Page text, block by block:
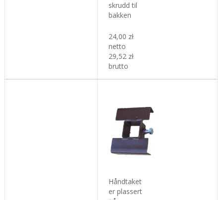
skrudd til
bakken
24,00 zł
netto
29,52 zł
brutto
Håndtaket
er plassert